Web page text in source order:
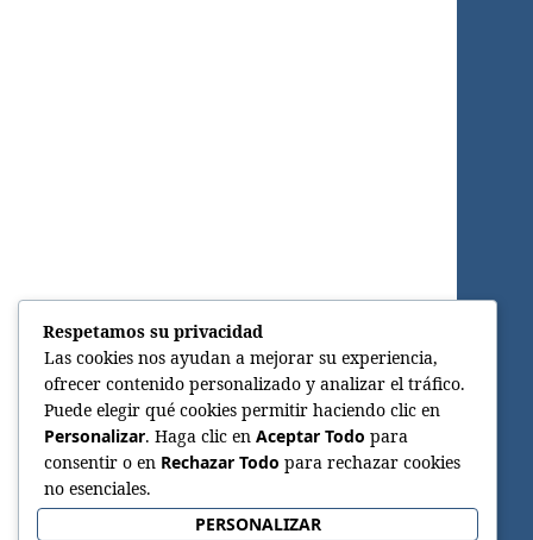
Respetamos su privacidad
Las cookies nos ayudan a mejorar su experiencia,
ofrecer contenido personalizado y analizar el tráfico.
Puede elegir qué cookies permitir haciendo clic en
Personalizar. Haga clic en Aceptar Todo para
consentir o en Rechazar Todo para rechazar cookies
no esenciales.
PERSONALIZAR